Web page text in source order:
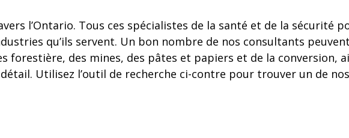
l’Ontario. Tous ces spécialistes de la santé et de la sécurité
qu’ils servent. Un bon nombre de nos consultants
forestière, des mines, des pâtes et papiers et de la conversion,
Utilisez l’outil de recherche ci-contre pour trouver un de